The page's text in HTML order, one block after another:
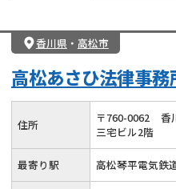
香川県 ・ 高松市
高松あさひ法律事務
住所 〒760-0062
香
三宅ビル2階
最寄り駅 高松琴平電気鉄